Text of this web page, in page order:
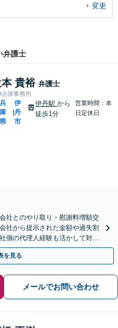
変更
弁護士
貴裕 弁護士
法律事務所
兵
庫
県
伊
丹
市
伊丹駅から
徒歩1分
営業時間：本
日定休日
社とのやり取り・慰謝料増額交
社から提示された金額や過失割
側の代理人経験も活かして対応
を見る
メールでお問い合わせ